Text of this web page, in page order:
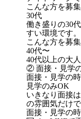
こんな方を募
30代
働き盛りの30
すい環境です。
こんな方を募
40代〜
40代以上の大
② 面接・見学
面接・見学の
見学のみOK
いきなり面接
の雰囲気だけ
面接・見学の